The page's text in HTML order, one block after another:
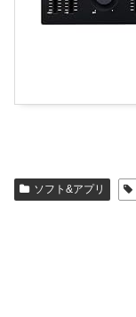
ソフト&アプリ